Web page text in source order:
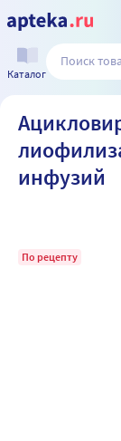
Каталог
инфузий
По рецепту